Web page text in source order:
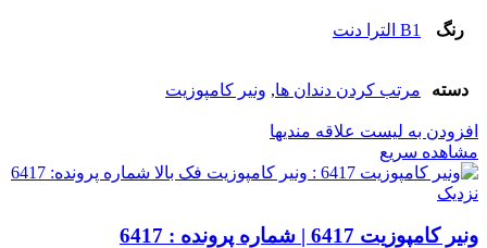
رنگ B1 الترا دنت
دسته مرتب کردن دندان ها, ونیر کامپوزیت
افزودن به لیست علاقه مندیها
مشاهده سریع
نزدیک
ونیر کامپوزیت 6417 | شماره پرونده : 6417